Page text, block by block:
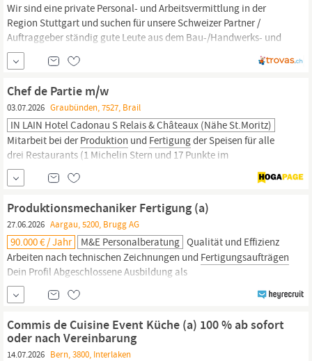
Wir sind eine private Personal- und Arbeitsvermittlung in der
Region Stuttgart und suchen für unsere Schweizer Partner /
Auftraggeber ständig gute Leute aus dem Bau-/Handwerks- und
Industriebereich, u.a. aus der industriellen
Produktion.MASCHINENBEDIENER – SMD-
Ihre
Chef de Partie m/w
03.07.2026 Graubünden, 7527, Brail
IN LAIN Hotel Cadonau S Relais & Châteaux (Nähe St.Moritz)
Mitarbeit bei derProduktion und Fertigungder Speisen für alle
drei Restaurants (1 Michelin Stern und 17 Punkte im
Gourmetrestaurant) Mithilfe der Angebotsgestaltung
(Gästeorientiert und auf dem Betriebskonzept abgestimmt)
der Maschinen und Geräte am Arbeitsplatz Einhalten...
Produktionsmechaniker Fertigung (a)
27.06.2026 Aargau, 5200, Brugg AG
90.000 € / Jahr M&E Personalberatung Qualität und Effizienz
Arbeiten nach technischen Zeichnungen und Fertigungsaufträgen
Dein Profil Abgeschlossene Ausbildung als
Produktionsmechaniker
Berufsausbildung Erfahrung in der mechanischen
Fertigung,
gesteuertenFertigungsprozessenTechnisches
Commis de Cuisine Event Küche (a) 100 % ab sofort
oder nach Vereinbarung
14.07.2026 Bern, 3800, Interlaken